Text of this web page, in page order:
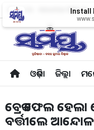
About Us Advertise With Us
ଓଡ଼ିଶା ଜିଲ୍ଲା
Install
ବ୍ରେକ ଫେଲ
ବର୍ତ୍ତୀଲେ